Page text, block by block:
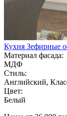
Кухня Зефирные
Материал фасада:
МДФ
Стиль:
Английский,
Цвет:
Белый